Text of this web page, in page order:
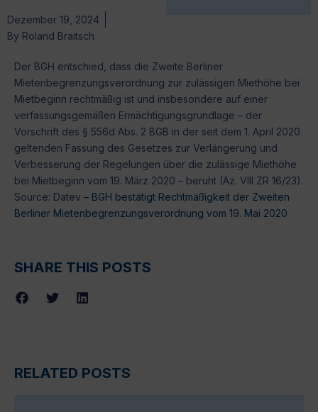
Dezember 19, 2024
By Roland Braitsch
Der BGH entschied, dass die Zweite Berliner
Mietenbegrenzungsverordnung zur zulässigen Miethöhe bei
Mietbeginn rechtmäßig ist und insbesondere auf einer
verfassungsgemäßen Ermächtigungsgrundlage – der
Vorschrift des § 556d Abs. 2 BGB in der seit dem 1. April 2020
geltenden Fassung des Gesetzes zur Verlängerung und
Verbesserung der Regelungen über die zulässige Miethöhe
bei Mietbeginn vom 19. März 2020 – beruht (Az. VIII ZR 16/23).
Source: Datev – BGH bestätigt Rechtmäßigkeit der Zweiten
Berliner Mietenbegrenzungsverordnung vom 19. Mai 2020
SHARE THIS POSTS
RELATED POSTS